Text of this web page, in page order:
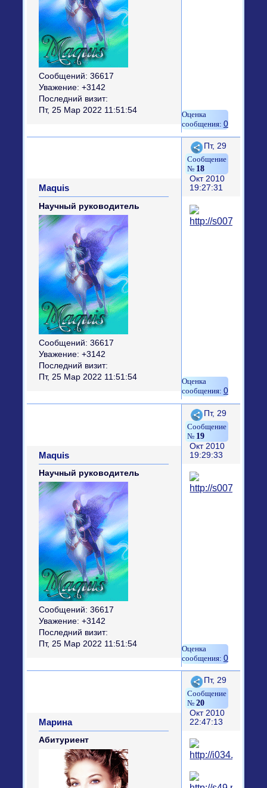
Сообщений: 36617
Уважение: +3142
Последний визит:
Пт, 25 Мар 2022 11:51:54
0
Поделиться
18
Пт, 29
Окт 2010
19:27:31
Maquis
Научный руководитель
Сообщений: 36617
Уважение: +3142
Последний визит:
Пт, 25 Мар 2022 11:51:54
0
Поделиться
19
Пт, 29
Окт 2010
19:29:33
Maquis
Научный руководитель
Сообщений: 36617
Уважение: +3142
Последний визит:
Пт, 25 Мар 2022 11:51:54
0
Поделиться
20
Пт, 29
Окт 2010
22:47:13
Марина
Абитуриент